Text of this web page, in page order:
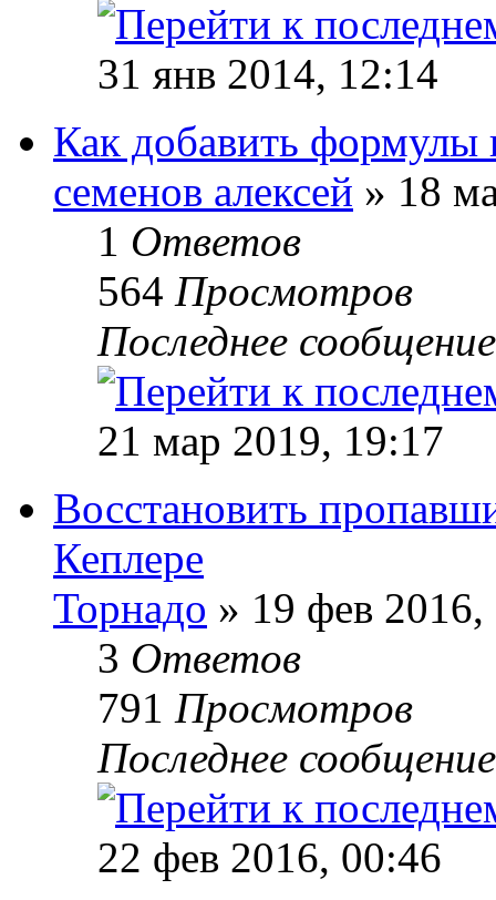
31 янв 2014, 12:14
Как добавить формулы
семенов алексей » 18
1 Ответов
564 Просмотров
Последнее
21 мар 2019, 19:17
Восстановить
Кеплере
Торнадо » 19 фев
3 Ответов
791 Просмотров
Последнее
22 фев 2016, 00:46